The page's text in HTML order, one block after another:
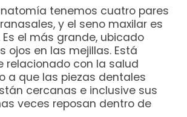
tenemos cuatro pares
y el seno maxilar es
Es el más grande, ubicado
ojos en las mejillas. Está
relacionado con la salud
a que las piezas dentales
cercanas e inclusive sus
veces reposan dentro de